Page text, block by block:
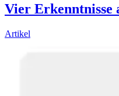
Vier Erkenntnisse
Artikel